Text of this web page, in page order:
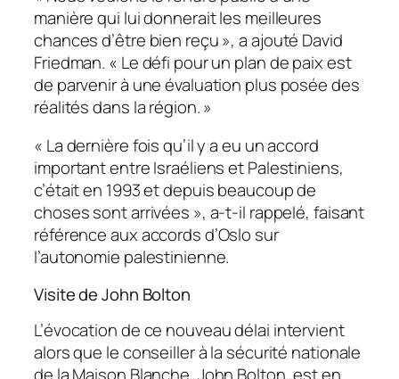
manière qui lui donnerait les meilleures
chances d’être bien reçu », a ajouté David
Friedman. « Le défi pour un plan de paix est
de parvenir à une évaluation plus posée des
réalités dans la région. »
« La dernière fois qu’il y a eu un accord
important entre Israéliens et Palestiniens,
c’était en 1993 et depuis beaucoup de
choses sont arrivées », a-t-il rappelé, faisant
référence aux accords d’Oslo sur
l’autonomie palestinienne.
Visite de John Bolton
L’évocation de ce nouveau délai intervient
alors que le conseiller à la sécurité nationale